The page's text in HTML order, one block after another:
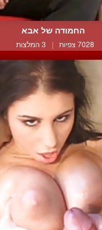
החמודה של אבא
7028 צפיות | 3 המלצות